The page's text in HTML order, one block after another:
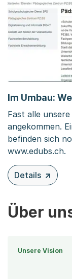
Im Umbau:
Fast alle
angekommen.
befinden sich
www.edubs.ch.
Details
zu diesem
Über
Unsere Vision